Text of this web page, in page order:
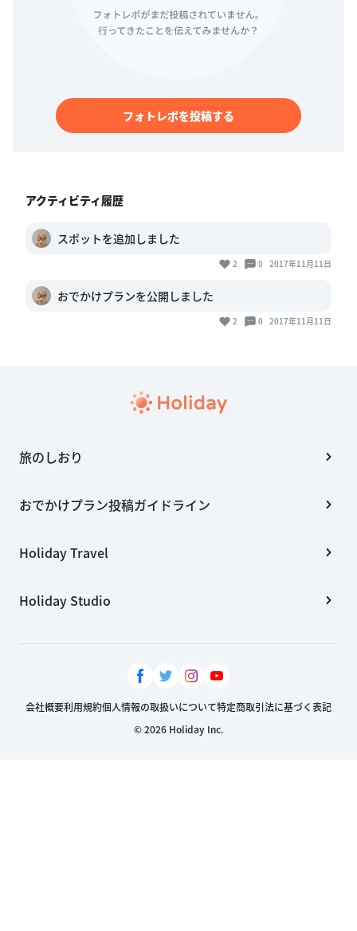
フォトレポを投稿する
アクティビティ履歴
スポットを追加しました
2 0 2017年11月11日
おでかけプランを公開しました
2 0 2017年11月11日
旅のしおり
おでかけプラン投稿ガイドライン
Holiday Travel
Holiday Studio
会社概要利用規約個人情報の取扱いについて特定商取引法に基づく表記
© 2026 Holiday Inc.